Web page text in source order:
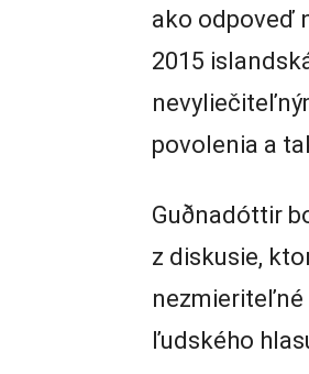
ako odpoveď
2015
povolenia a
Guðnadóttir
z diskusie,
nezmieriteľné
ľudského